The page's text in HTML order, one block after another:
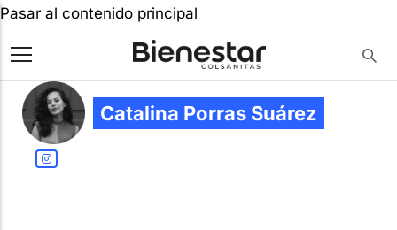
Pasar al contenido principal
Catalina Porras Suárez